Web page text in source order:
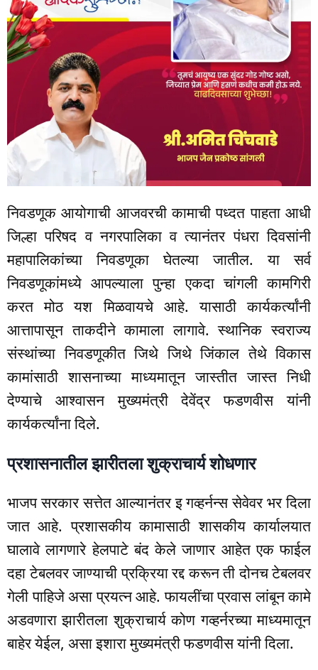
निवडणूक आयोगाची आजवरची कामाची पध्दत पाहता आधी
जिल्हा परिषद व नगरपालिका व त्यानंतर पंधरा दिवसांनी
महापालिकांच्या निवडणूका घेतल्या जातील. या सर्व
निवडणूकांमध्ये आपल्याला पुन्हा एकदा चांगली कामगिरी
करत मोठ यश मिळवायचे आहे. यासाठी कार्यकर्त्यांनी
आत्तापासून ताकदीने कामाला लागावे. स्थानिक स्वराज्य
संस्थांच्या निवडणूकीत जिथे जिथे जिंकाल तेथे विकास
कामांसाठी शासनाच्या माध्यमातून जास्तीत जास्त निधी
देण्याचे आश्वासन मुख्यमंत्री देवेंद्र फडणवीस यांनी
कार्यकर्त्यांना दिले.
प्रशासनातील झारीतला शुक्राचार्य शोधणार
भाजप सरकार सत्तेत आल्यानंतर इ गव्हर्नन्स सेवेवर भर दिला
जात आहे. प्रशासकीय कामासाठी शासकीय कार्यालयात
घालावे लागणारे हेलपाटे बंद केले जाणार आहेत एक फाईल
दहा टेबलवर जाण्याची प्रक्रिया रद्द करून ती दोनच टेबलवर
गेली पाहिजे असा प्रयत्न आहे. फायलींचा प्रवास लांबून कामे
अडवणारा झारीतला शुक्राचार्य कोण गव्हर्नरच्या माध्यमातून
बाहेर येईल, असा इशारा मुख्यमंत्री फडणवीस यांनी दिला.